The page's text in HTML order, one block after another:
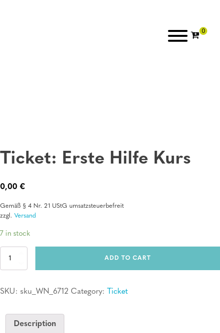
Ticket: Erste Hilfe Kurs
0,00 €
Gemäß § 4 Nr. 21 UStG umsatzsteuerbefreit
zzgl. Versand
7 in stock
Ticket:
quantity
ADD TO CART
SKU: sku_WN_6712 Category: Ticket
Description